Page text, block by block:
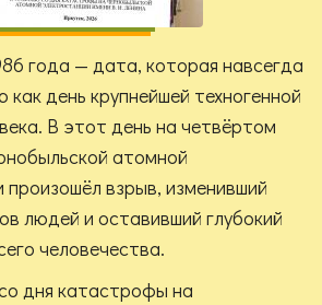
года — дата, которая навсегда
день крупнейшей техногенной
В этот день на четвёртом
атомной
произошёл взрыв, изменивший
людей и оставивший глубокий
человечества.
дня катастрофы на